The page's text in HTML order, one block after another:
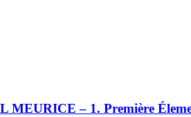
MEURICE – 1. Première